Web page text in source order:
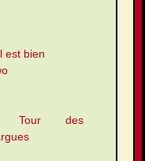
est bien
Tour des